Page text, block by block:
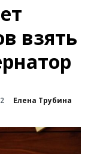
взять
Елена Трубина